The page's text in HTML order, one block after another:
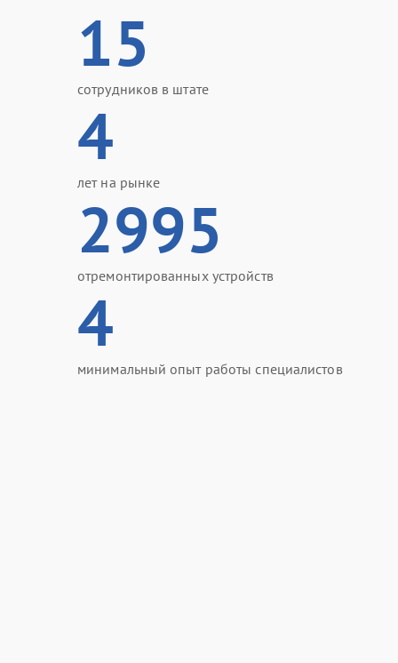
15
сотрудников в штате
4
лет на рынке
2995
отремонтированных устройств
4
минимальный опыт работы специалистов